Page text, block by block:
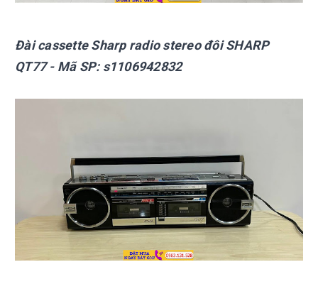
Đài cassette Sharp radio stereo đôi SHARP
QT77- Mã SP: s1106942832